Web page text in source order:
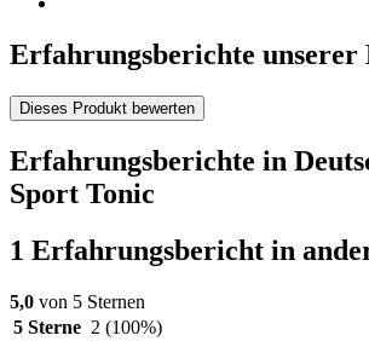
Erfahrungsberichte unserer
Dieses Produkt bewerten
Erfahrungsberichte in
Sport Tonic
1 Erfahrungsbericht in
5,0 von 5 Sternen
5 Sterne 2 (100%)